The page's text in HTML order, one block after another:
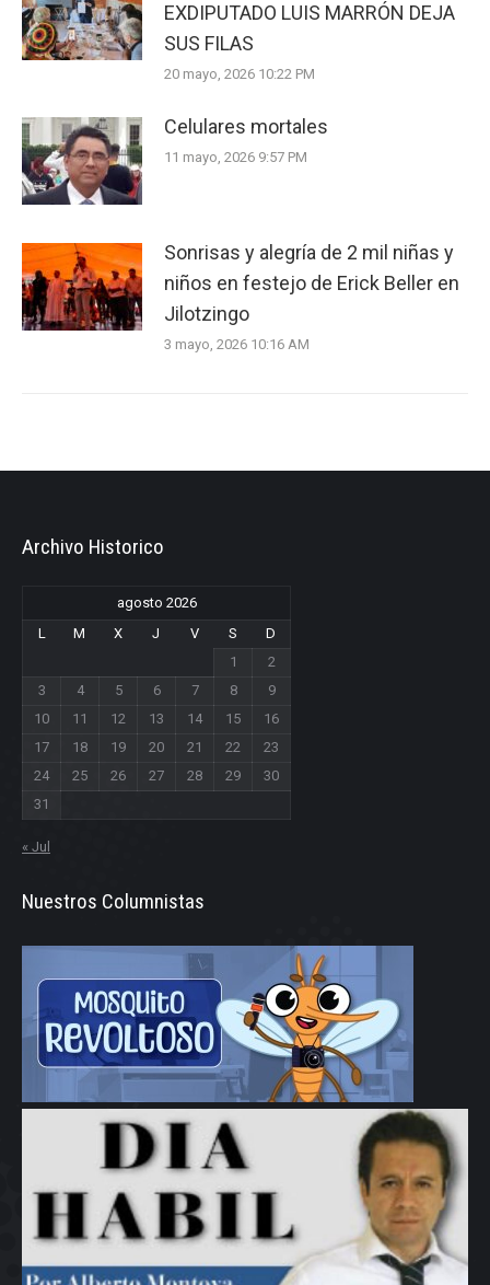
EXDIPUTADO LUIS MARRÓN DEJA
SUS FILAS
20 mayo, 2026 10:22 PM
Celulares mortales
11 mayo, 2026 9:57 PM
Sonrisas y alegría de 2 mil niñas y
niños en festejo de Erick Beller en
Jilotzingo
3 mayo, 2026 10:16 AM
Archivo Historico
agosto 2026
L
M X J V S
D
1
2
3
4 5 6 7 8
9
10
11 12 13 14 15
16
17
18 19 20 21 22
23
24
25 26 27 28 29
30
31
« Jul
Nuestros Columnistas